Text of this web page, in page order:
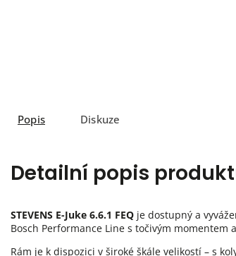
Popis Diskuze
Detailní popis
STEVENS E-Juke 6.6.1 FEQ je dostupný a
Bosch Performance Line s točivým
Rám je k dispozici v široké škále velikostí – s